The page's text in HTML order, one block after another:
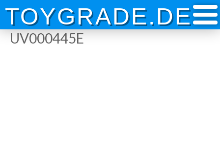
Skip
content
TOYGRADE.DE
UV000445E